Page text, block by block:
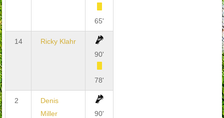
65'
14
Ricky Klahr
90'
78'
2
Denis
Miller
90'